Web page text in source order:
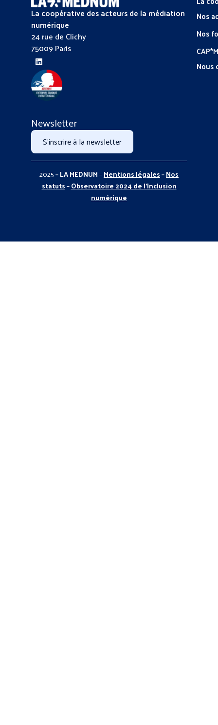
La coopérative des acteurs de la médiation
numérique
24 rue de Clichy
75009 Paris
Newsletter
S'inscrire à la newsletter
Nos
Nos
Nous
2025– LA MEDNUM–Mentions légales–Nos
statuts–Observatoire 2024 de l’Inclusion
numérique